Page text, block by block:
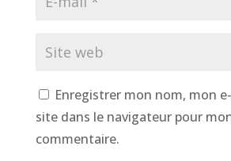
Enregistrer mon nom, mon
site dans le navigateur pour
commentaire.